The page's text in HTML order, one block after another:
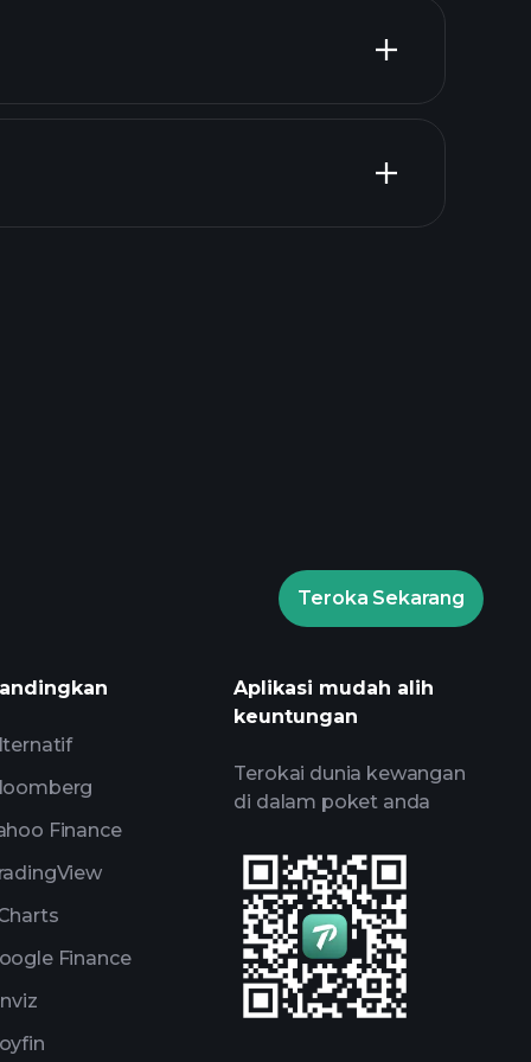
Teroka Sekarang
Finance
Finance
Aplikasi mudah alih
keuntungan
Terokai dunia kewangan
di dalam poket anda